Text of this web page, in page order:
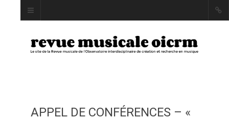
INDEX
APPEL DE CONFÉRENCES – «